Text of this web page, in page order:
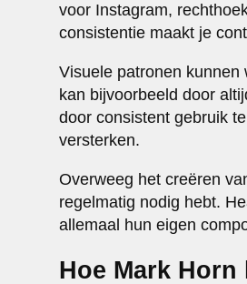
voor Instagram,
consistentie maakt je
Visuele patronen kunnen
kan bijvoorbeeld door
door consistent gebruik
versterken.
Overweeg het creëren
regelmatig nodig hebt.
allemaal hun eigen
Hoe Mark